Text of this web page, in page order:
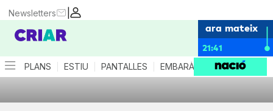
|
Newsletters
ara mateix
21:41
PLANS ESTIU PANTALLES EMBARÀS CRIANÇA